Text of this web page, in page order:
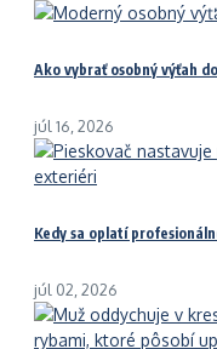
Ako vybrať osobný výťah
júl 16, 2026
Kedy sa oplatí
júl 02, 2026